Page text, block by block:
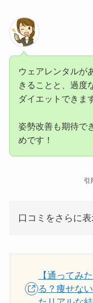
ウェアレンタルが
きることと、過度
ダイエットできま
姿勢改善も期待で
めです！
引
口コミをさらに
【通ってみ
る？痩せな